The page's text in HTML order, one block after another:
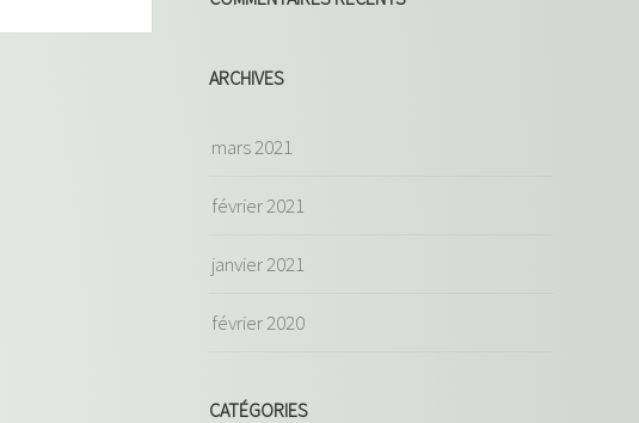
ARCHIVES
mars 2021
février 2021
janvier 2021
février 2020
CATÉGORIES